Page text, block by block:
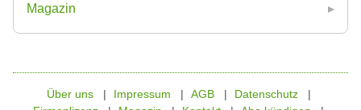
Magazin
Über uns Impressum AGB
Datenschutz